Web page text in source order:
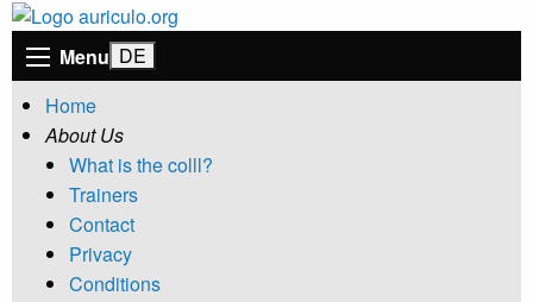
Menu
Home
About Us
What is the colll?
Trainers
Contact
Privacy
Conditions